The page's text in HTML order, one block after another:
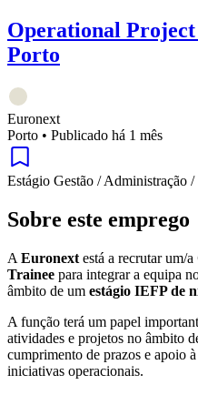
Operational
Porto
Euronext
Porto • Publicado há 1 mês
Estágio Gestão / Administração /
Sobre este emprego
A Euronext está a recrutar um/a
Trainee para integrar a equipa
âmbito de um estágio IEFP de
A função terá um papel
atividades e projetos no âmbito
cumprimento de prazos e apoio
iniciativas operacionais.